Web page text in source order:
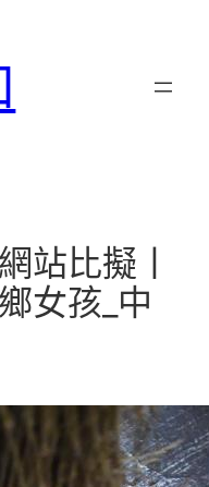
站比擬丨
女孩_中